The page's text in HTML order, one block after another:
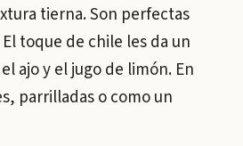
tierna. Son perfectas
toque de chile les da un
ajo y el jugo de limón. En
parrilladas o como un